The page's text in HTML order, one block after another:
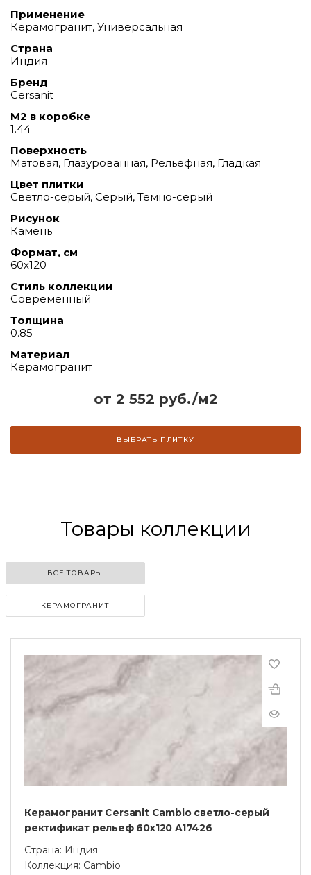
от 2 552 руб./м2
ВЫБРАТЬ ПЛИТКУ
Применение
Керамогранит, Универсальная
Страна
Индия
Бренд
Cersanit
М2 в коробке
1.44
Поверхность
Матовая, Глазурованная, Рельефная, Гладкая
Цвет плитки
Светло-серый, Серый, Темно-серый
Рисунок
Камень
Формат, см
60х120
Стиль коллекции
Современный
Толщина
0.85
Материал
Керамогранит
Товары коллекции
ВСЕ ТОВАРЫ
КЕРАМОГРАНИТ
Керамогранит Cersanit Cambio светло-серый
ректификат рельеф 60x120 A17426
Страна: Индия
Коллекция: Cambio